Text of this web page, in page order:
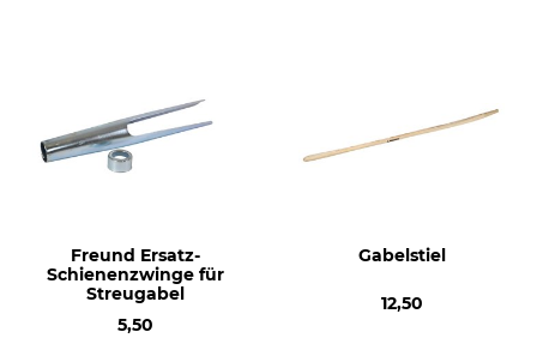
Freund Ersatz-
Schienenzwinge für
Streugabel
5,50
Gabelstiel
12,50